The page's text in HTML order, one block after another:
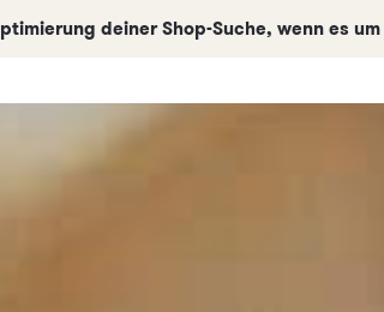
deiner Shop-Suche, wenn es